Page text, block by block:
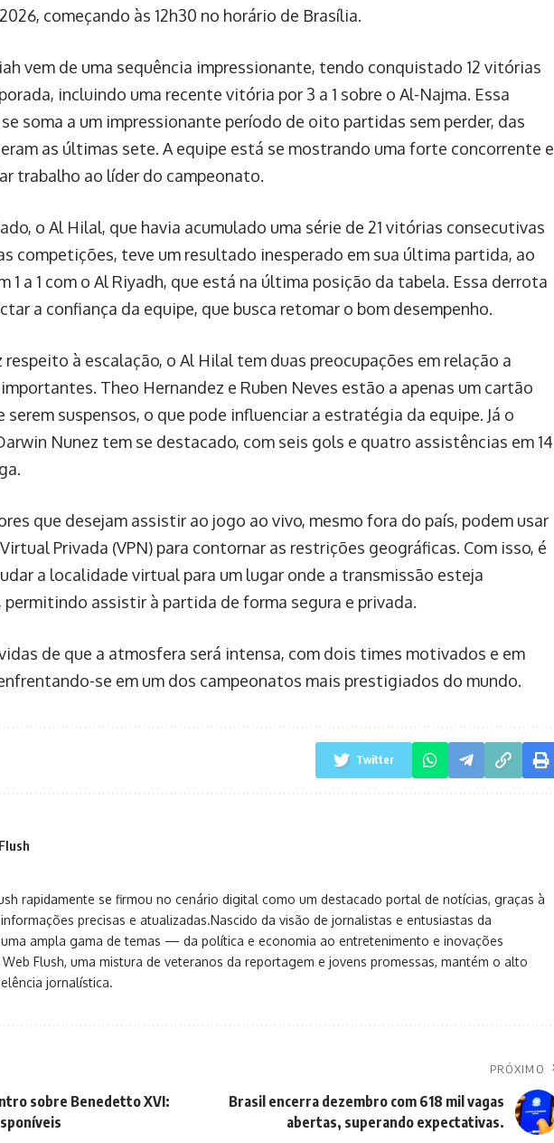
começando às 12h30 no horário de Brasília.
vem de uma sequência impressionante, tendo conquistado 12 vitórias
incluindo uma recente vitória por 3 a 1 sobre o Al-Najma. Essa
soma a um impressionante período de oito partidas sem perder, das
as últimas sete. A equipe está se mostrando uma forte concorrente e
trabalho ao líder do campeonato.
o Al Hilal, que havia acumulado uma série de 21 vitórias consecutivas
competições, teve um resultado inesperado em sua última partida, ao
1 a 1 com o Al Riyadh, que está na última posição da tabela. Essa derrota
a confiança da equipe, que busca retomar o bom desempenho.
respeito à escalação, o Al Hilal tem duas preocupações em relação a
Theo Hernandez e Ruben Neves estão a apenas um cartão
serem suspensos, o que pode influenciar a estratégia da equipe. Já o
Nunez tem se destacado, com seis gols e quatro assistências em 14
que desejam assistir ao jogo ao vivo, mesmo fora do país, podem usar
Privada (VPN) para contornar as restrições geográficas. Com isso, é
a localidade virtual para um lugar onde a transmissão esteja
permitindo assistir à partida de forma segura e privada.
de que a atmosfera será intensa, com dois times motivados e em
se em um dos campeonatos mais prestigiados do mundo.
Twitter
rapidamente se firmou no cenário digital como um destacado portal de notícias, graças à
precisas e atualizadas.Nascido da visão de jornalistas e entusiastas da
ampla gama de temas — da política e economia ao entretenimento e inovações
Flush, uma mistura de veteranos da reportagem e jovens promessas, mantém o alto
jornalística.
sobre Benedetto XVI:
PRÓXIMO
Brasil encerra dezembro com 618 mil vagas
abertas, superando expectativas.